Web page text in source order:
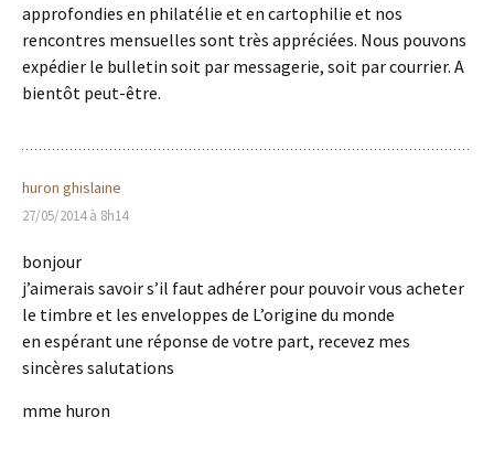
approfondies en philatélie et en cartophilie et nos
rencontres mensuelles sont très appréciées. Nous pouvons
expédier le bulletin soit par messagerie, soit par courrier. A
bientôt peut-être.
huron ghislaine
27/05/2014 à 8h14
bonjour
j’aimerais savoir s’il faut adhérer pour pouvoir vous acheter
le timbre et les enveloppes de L’origine du monde
en espérant une réponse de votre part, recevez mes
sincères salutations
mme huron